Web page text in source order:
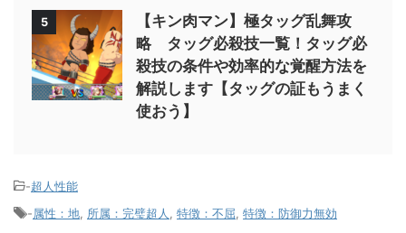
5
【キン肉マン】極タッグ乱舞攻
略 タッグ必殺技一覧！タッグ必
殺技の条件や効率的な覚醒方法を
解説します【タッグの証もうまく
使おう】
-超人性能
-属性：地 所属：完璧超人 特徴：不屈 特徴：防御力無効